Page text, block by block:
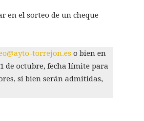
en el sorteo de un cheque
torrejon.es o bien en
de octubre, fecha límite para
si bien serán admitidas,